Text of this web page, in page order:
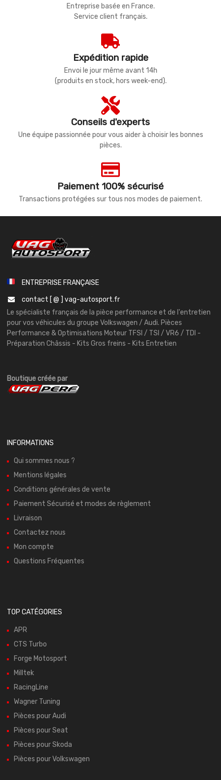
Entreprise basée en France.
Service client français.
Expédition rapide
Envoi le jour même avant 14h
(produits en stock, hors week-end).
Conseils d'experts
Une équipe passionnée pour vous aider à choisir les bonnes
pièces.
Paiement 100% sécurisé
Transactions protégées sur tous nos modes de paiement.
ENTREPRISE FRANÇAISE
contact [ @ ] vag-autosport.fr
Le spécialiste français de la pièce performance et de l'entretien
pour vos véhicules du groupe Volkswagen / Audi. Pièces
Performance & Optimisations Moteur TFSI / TSI / VR6 / TDI -
Préparation Châssis - Kits Gros freins - Kits Entretien
Boutique créée par
INFORMATIONS
Qui sommes nous ?
Mentions légales
Conditions générales de vente
Paiement Sécurisé et modes de règlement
Livraison
Contactez nous
Mon compte
Questions Fréquentes
TOP CATÉGORIES
APR
CTS Turbo
Forge Motosport
Milltek
RacingLine
Wagner Tuning
Pièces pour Audi
Pièces pour Seat
Pièces pour Skoda
Pièces pour Volkswagen